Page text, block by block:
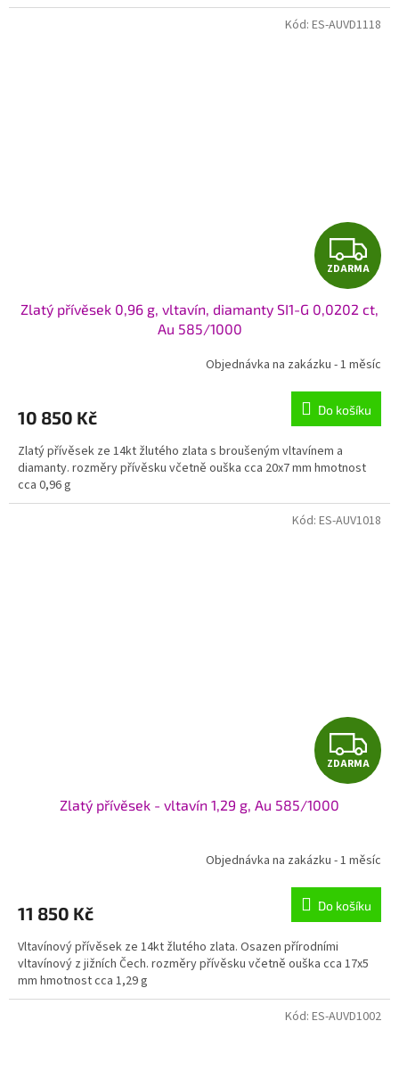
Z
D
A
R
M
A
ZDARMA
Zlatý přívěsek 0,96 g, vltavín, diamanty SI1-G 0,0202 ct,
Au 585/1000
Objednávka na zakázku - 1 měsíc
10 850 Kč Do košíku
Zlatý přívěsek ze 14kt žlutého zlata s broušeným vltavínem a
diamanty. rozměry přívěsku včetně ouška cca 20x7 mm hmotnost
cca 0,96 g
Kód: ES-AUVD1118
Z
D
R
M
A
ZDARMA
Zlatý přívěsek - vltavín 1,29 g, Au 585/1000
Objednávka na zakázku - 1 měsíc
11 850 Kč Do košíku
Vltavínový přívěsek ze 14kt žlutého zlata. Osazen přírodními
vltavínový z jižních Čech. rozměry přívěsku včetně ouška cca 17x5
mm hmotnost cca 1,29 g
Kód: ES-AUV1018
Kód: ES-AUVD1002